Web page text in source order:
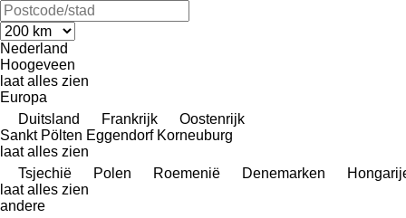
Nederland
Hoogeveen
laat alles zien
Europa
Duitsland
Frankrijk
Oostenrijk
Sankt Pölten Eggendorf Korneuburg
laat alles zien
Tsjechië
Polen Roemenië Denemarken
laat alles zien
andere